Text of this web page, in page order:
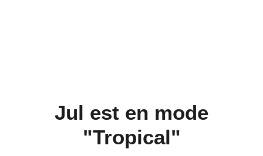
Jul est en mode
"Tropical"